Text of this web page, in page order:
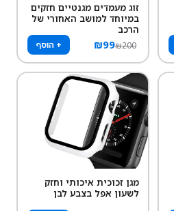
זוג מעמדים מגנטיים חזקים
במיוחד למושב האחורי של
הרכב
₪99₪200 + הוסף
מגן זכוכית איכותי וחזק
לשעון אפל בצבע לבן